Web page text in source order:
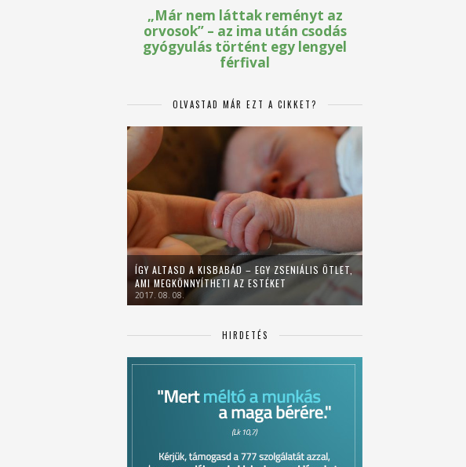
OLVASTAD MÁR EZT A CIKKET?
ÍGY ALTASD A KISBABÁD – EGY ZSENIÁLIS ÖTLET,
AMI MEGKÖNNYÍTHETI AZ ESTÉKET
2017. 08. 08.
HIRDETÉS